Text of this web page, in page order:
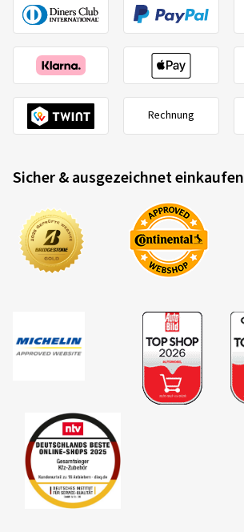
Rechnung
Sicher & ausgezeichnet einkaufen